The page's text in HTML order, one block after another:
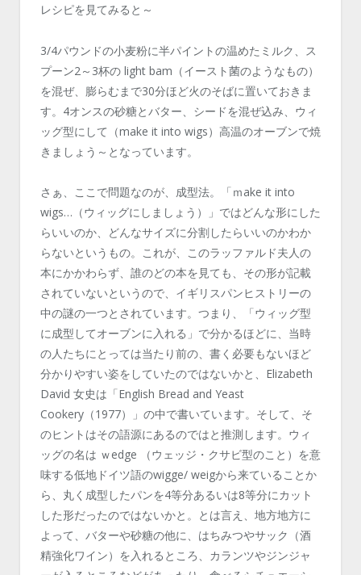
レシピを見てみると～
3/4パウンドの小麦粉に半パイントの温めたミルク、ス
プーン2～3杯の light bam（イースト菌のようなもの）
を混ぜ、膨らむまで30分ほど火のそばに置いておきま
す。4オンスの砂糖とバター、シードを混ぜ込み、ウィ
ッグ型にして（make it into wigs）高温のオーブンで焼
きましょう～となっています。
さぁ、ここで問題なのが、成型法。「ｍake it into
wigs…（ウィッグにしましょう）」ではどんな形にした
らいいのか、どんなサイズに分割したらいいのかわか
らないというもの。これが、このラッファルド夫人の
本にかかわらず、誰のどの本を見ても、その形が記載
されていないというので、イギリスパンヒストリーの
中の謎の一つとされています。つまり、「ウィッグ型
に成型してオーブンに入れる」で分かるほどに、当時
の人たちにとっては当たり前の、書く必要もないほど
分かりやすい姿をしていたのではないかと、Elizabeth
David 女史は「English Bread and Yeast
Cookery（1977）」の中で書いています。そして、そ
のヒントはその語源にあるのではと推測します。ウィ
ッグの名は ｗedge （ウェッジ・クサビ型のこと）を意
味する低地ドイツ語のwigge/ weigから来ていることか
ら、丸く成型したパンを4等分あるいは8等分にカット
した形だったのではないかと。とは言え、地方地方に
よって、バターや砂糖の他に、はちみつやサック（酒
精強化ワイン）を入れるところ、カランツやジンジャ